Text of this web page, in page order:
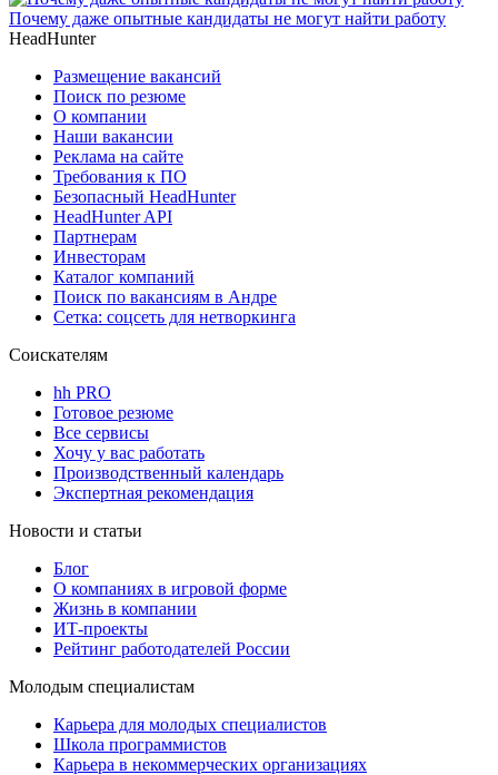
Почему даже опытные кандидаты не могут найти работу
HeadHunter
Размещение вакансий
Поиск по резюме
О компании
Наши вакансии
Реклама на сайте
Требования к ПО
Безопасный HeadHunter
HeadHunter API
Партнерам
Инвесторам
Каталог компаний
Поиск по вакансиям в Андре
Сетка: соцсеть для нетворкинга
Соискателям
hh PRO
Готовое резюме
Все сервисы
Хочу у вас работать
Производственный календарь
Экспертная рекомендация
Новости и статьи
Блог
О компаниях в игровой форме
Жизнь в компании
ИТ-проекты
Рейтинг работодателей России
Молодым специалистам
Карьера для молодых специалистов
Школа программистов
Карьера в некоммерческих организациях